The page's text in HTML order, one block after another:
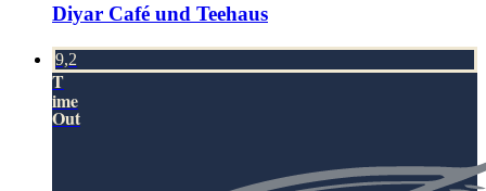
Diyar Café und Teehaus
9,2
T
ime
Out